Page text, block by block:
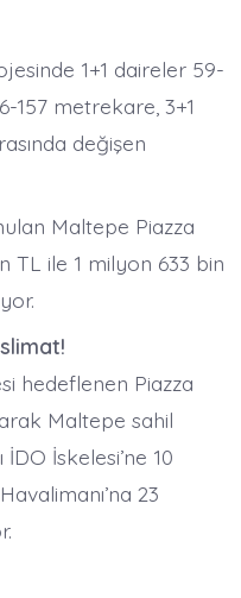
1+1 daireler 59-
157 metrekare, 3+1
değişen
Maltepe Piazza
TL ile 1 milyon 633 bin
hedeflenen Piazza
Maltepe sahil
İskelesi’ne 10
23